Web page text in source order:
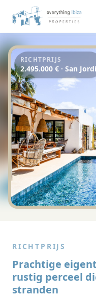
Overslaan naar
RICHTPRIJS
2.495.000 € · San Jordi
RICHTPRIJS
Prachtige
rustig perceel
stranden